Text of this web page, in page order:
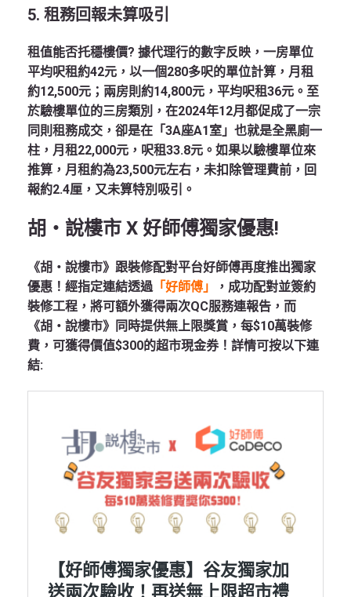
5. 租務回報未算吸引
租值能否托穩樓價? 據代理行的數字反映，一房單位
平均呎租約42元，以一個280多呎的單位計算，月租
約12,500元；兩房則約14,800元，平均呎租36元。至
於驗樓單位的三房類別，在2024年12月都促成了一宗
同則租務成交，卻是在「3A座A1室」也就是全黑廁一
柱，月租22,000元，呎租33.8元。如果以驗樓單位來
推算，月租約為23,500元左右，未扣除管理費前，回
報約2.4厘，又未算特別吸引。
胡‧說樓市 X 好師傅獨家優惠!
《胡‧說樓市》跟裝修配對平台好師傅再度推出獨家
優惠！經指定連結透過「好師傅」
，成功配對並簽約
裝修工程，將可額外獲得兩次QC服務連報告，而
《胡‧說樓市》同時提供無上限獎賞，每$10萬裝修
費，可獲得價值$300的超市現金券！詳情可按以下連
結: